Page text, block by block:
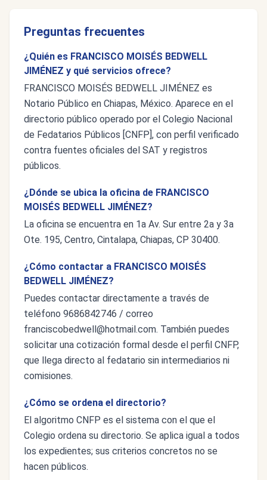
Preguntas frecuentes
¿Quién es FRANCISCO MOISÉS BEDWELL
JIMÉNEZ y qué servicios ofrece?
FRANCISCO MOISÉS BEDWELL JIMÉNEZ es
Notario Público en Chiapas, México. Aparece en el
directorio público operado por el Colegio Nacional
de Fedatarios Públicos [CNFP], con perfil verificado
contra fuentes oficiales del SAT y registros
públicos.
¿Dónde se ubica la oficina de FRANCISCO
MOISÉS BEDWELL JIMÉNEZ?
La oficina se encuentra en 1a Av. Sur entre 2a y 3a
Ote. 195, Centro, Cintalapa, Chiapas, CP 30400.
¿Cómo contactar a FRANCISCO MOISÉS
BEDWELL JIMÉNEZ?
Puedes contactar directamente a través de
teléfono 9686842746 / correo
franciscobedwell@hotmail.com. También puedes
solicitar una cotización formal desde el perfil CNFP,
que llega directo al fedatario sin intermediarios ni
comisiones.
¿Cómo se ordena el directorio?
El algoritmo CNFP es el sistema con el que el
Colegio ordena su directorio. Se aplica igual a todos
los expedientes; sus criterios concretos no se
hacen públicos.